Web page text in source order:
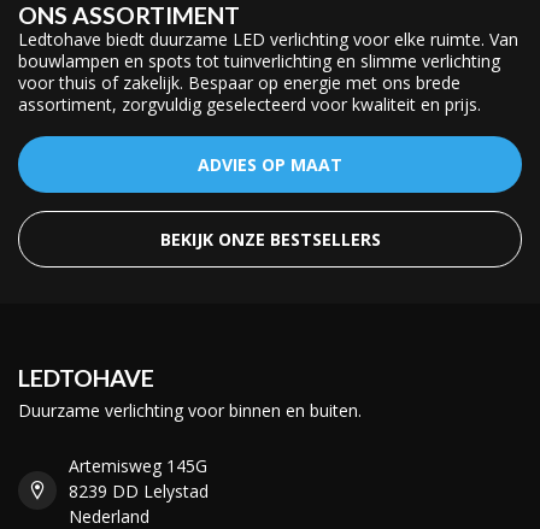
ONS ASSORTIMENT
Ledtohave biedt duurzame LED verlichting voor elke ruimte. Van
bouwlampen en spots tot tuinverlichting en slimme verlichting
voor thuis of zakelijk. Bespaar op energie met ons brede
assortiment, zorgvuldig geselecteerd voor kwaliteit en prijs.
ADVIES OP MAAT
BEKIJK ONZE BESTSELLERS
LEDTOHAVE
Duurzame verlichting voor binnen en buiten.
Artemisweg 145G
8239 DD Lelystad
Nederland